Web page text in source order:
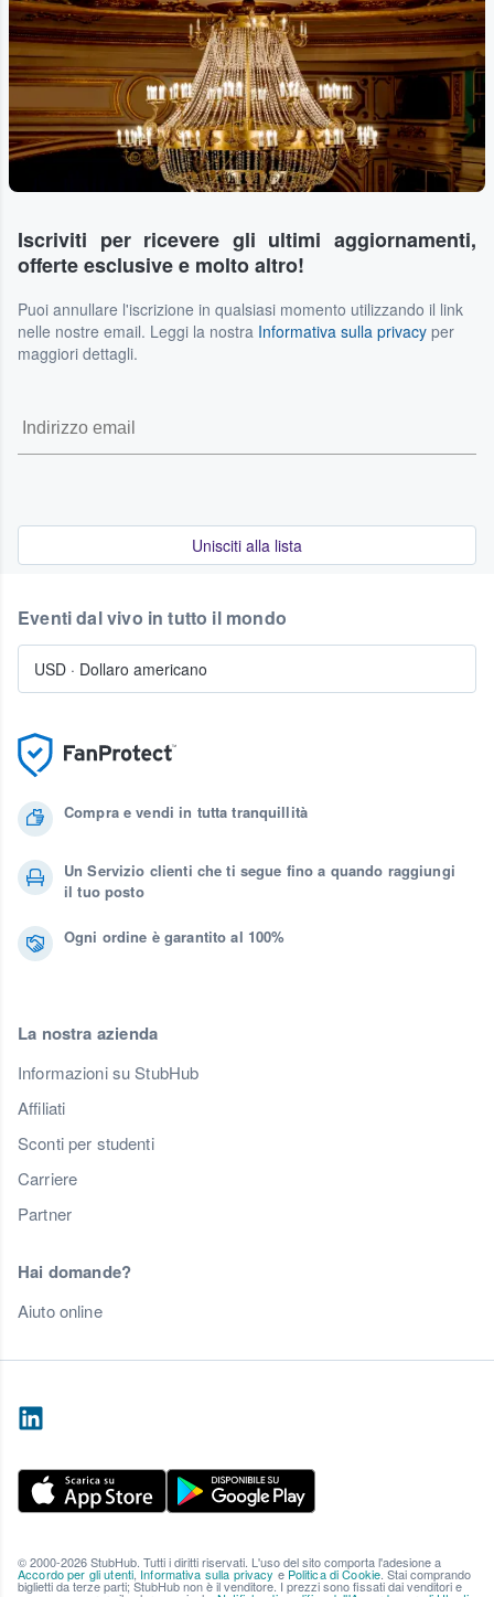
Iscriviti per ricevere gli ultimi aggiornamenti,
offerte esclusive e molto altro!
Puoi annullare l'iscrizione in qualsiasi momento utilizzando il link
nelle nostre email. Leggi la nostra Informativa sulla privacy per
maggiori dettagli.
Unisciti alla lista
Compra e vendi in tutta tranquillità
Un Servizio clienti che ti segue fino a quando raggiungi
il tuo posto
Ogni ordine è garantito al 100%
La nostra azienda
Informazioni su StubHub
Affiliati
Sconti per studenti
Carriere
Partner
Hai domande?
Aiuto online
Eventi dal vivo in tutto il mondo
USD · Dollaro americano
© 2000-2026 StubHub. Tutti i diritti riservati. L'uso del sito comporta l'adesione a
Accordo per gli utenti, Informativa sulla privacy e Politica di Cookie. Stai comprando
biglietti da terze parti; StubHub non è il venditore. I prezzi sono fissati dai venditori e